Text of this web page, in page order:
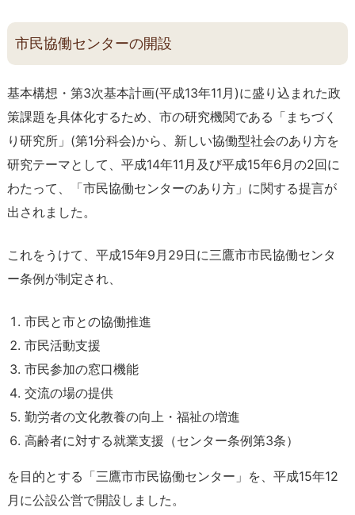
市⺠協働センターの開設
基本構想・第3次基本計画(平成13年11⽉)に盛り込まれた政
策課題を具体化するため、市の研究機関である「まちづく
り研究所」(第1分科会)から、新しい協働型社会のあり⽅を
研究テーマとして、平成14年11⽉及び平成15年6⽉の2回に
わたって、「市⺠協働センターのあり⽅」に関する提⾔が
出されました。
これをうけて、平成15年9⽉29⽇に三鷹市市⺠協働センタ
ー条例が制定され、
市民と市との協働推進
市民活動支援
市民参加の窓口機能
交流の場の提供
勤労者の文化教養の向上・福祉の増進
高齢者に対する就業支援（センター条例第3条）
を目的とする「三鷹市市民協働センター」を、平成15年12
月に公設公営で開設しました。